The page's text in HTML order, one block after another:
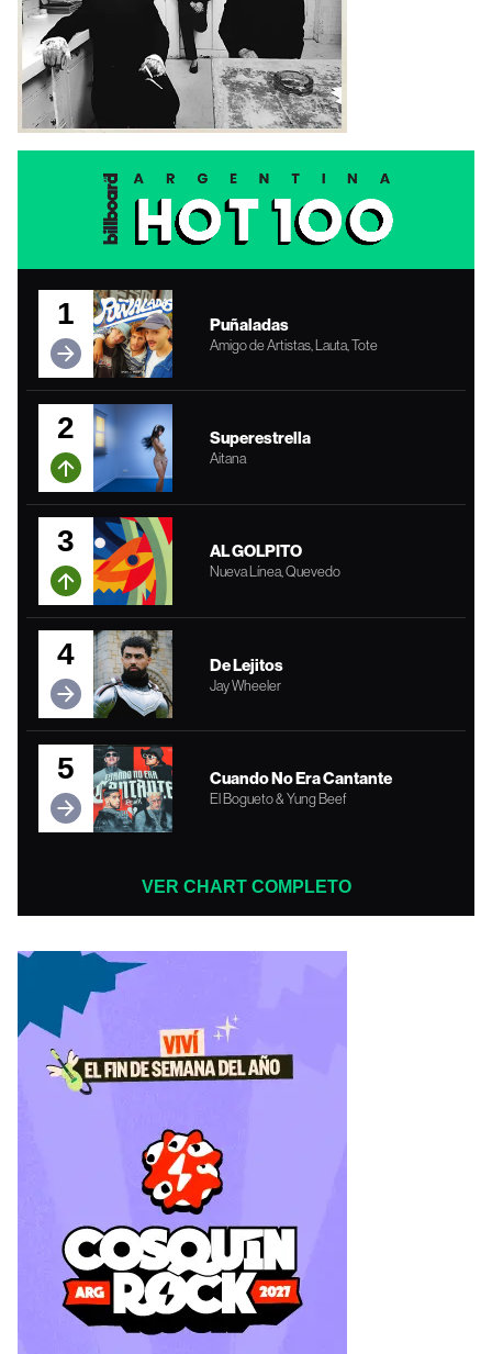
1 Puñaladas
Amigo de Artistas, Lauta, Tote
2 Superestrella
Aitana
3 AL GOLPITO
Nueva Línea, Quevedo
4 De Lejitos
Jay Wheeler
5 Cuando No Era Cantante
El Bogueto & Yung Beef
VER CHART COMPLETO